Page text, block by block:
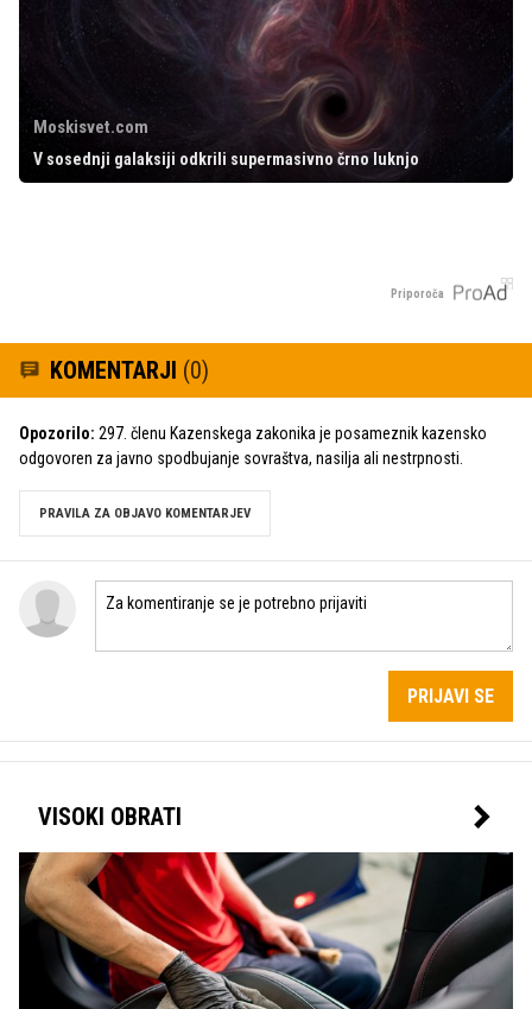
Moskisvet.com
V sosednji galaksiji odkrili supermasivno črno luknjo
Priporoča
KOMENTARJI (0)
Opozorilo: 297. členu Kazenskega zakonika je posameznik kazensko
odgovoren za javno spodbujanje sovraštva, nasilja ali nestrpnosti.
PRAVILA ZA OBJAVO KOMENTARJEV
PRIJAVI SE
VISOKI OBRATI